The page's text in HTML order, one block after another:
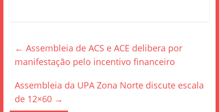
b
o
o
k
← Assembleia de ACS e ACE delibera por
manifestação pelo incentivo financeiro
Assembleia da UPA Zona Norte discute escala
de 12×60 →